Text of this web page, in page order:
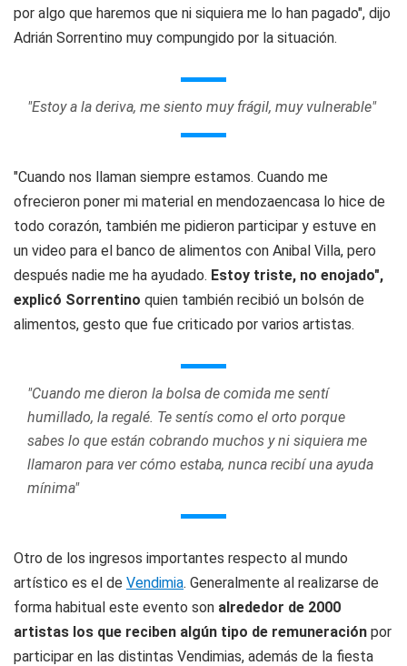
por algo que haremos que ni siquiera me lo han pagado", dijo
Adrián Sorrentino muy compungido por la situación.
"Estoy a la deriva, me siento muy frágil, muy vulnerable"
"Cuando nos llaman siempre estamos. Cuando me
ofrecieron poner mi material en mendozaencasa lo hice de
todo corazón, también me pidieron participar y estuve en
un video para el banco de alimentos con Anibal Villa, pero
después nadie me ha ayudado. Estoy triste, no enojado",
explicó Sorrentino quien también recibió un bolsón de
alimentos, gesto que fue criticado por varios artistas.
"Cuando me dieron la bolsa de comida me sentí
humillado, la regalé. Te sentís como el orto porque
sabes lo que están cobrando muchos y ni siquiera me
llamaron para ver cómo estaba, nunca recibí una ayuda
mínima"
Otro de los ingresos importantes respecto al mundo
artístico es el de Vendimia. Generalmente al realizarse de
forma habitual este evento son alrededor de 2000
artistas los que reciben algún tipo de remuneración por
participar en las distintas Vendimias, además de la fiesta